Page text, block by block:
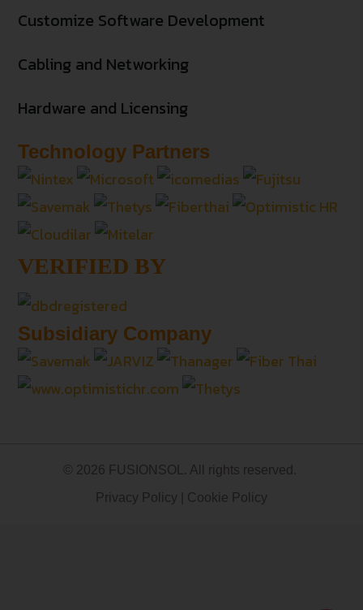
Customize Software Development
Cabling and Networking
Hardware and Licensing
Technology Partners
VERIFIED BY
Subsidiary Company
© 2026 FUSIONSOL. All rights reserved.
Privacy Policy
Cookie Policy